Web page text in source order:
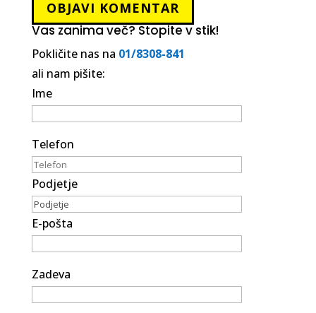
Vas zanima več? Stopite v stik!
Pokličite nas na 01/8308-841
ali nam pišite:
Ime
Telefon
Podjetje
E-pošta
Zadeva